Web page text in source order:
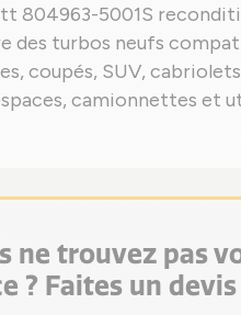
804963-5001S
des turbos neufs
coupés, SUV,
camionnettes et
ne trouvez pas
? Faites un